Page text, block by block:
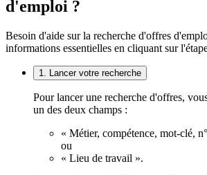
d'emploi ?
Besoin d'aide sur la recherche d'offres
informations essentielles en cliquant sur
1. Lancer votre recherche
Pour lancer une recherche d'offres,
un des deux champs :
« Métier, compétence, mot-clé,
ou
« Lieu de travail ».